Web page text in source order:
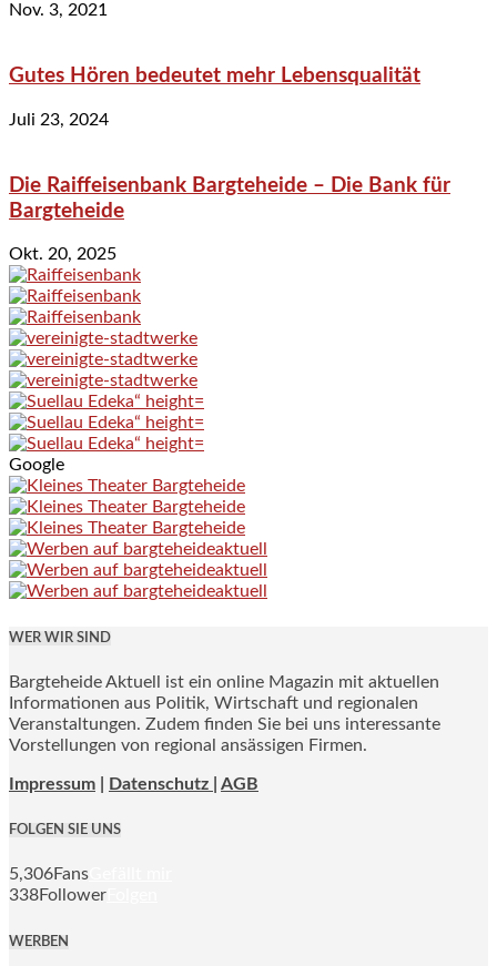
Nov. 3, 2021
Gutes Hören bedeutet mehr Lebensqualität
Juli 23, 2024
Die Raiffeisenbank Bargteheide – Die Bank für
Bargteheide
Okt. 20, 2025
Google
WER WIR SIND
Bargteheide Aktuell ist ein online Magazin mit aktuellen
Informationen aus Politik, Wirtschaft und regionalen
Veranstaltungen. Zudem finden Sie bei uns interessante
Vorstellungen von regional ansässigen Firmen.
Impressum Datenschutz | AGB
FOLGEN SIE UNS
5,306Fans
338Follower
WERBEN